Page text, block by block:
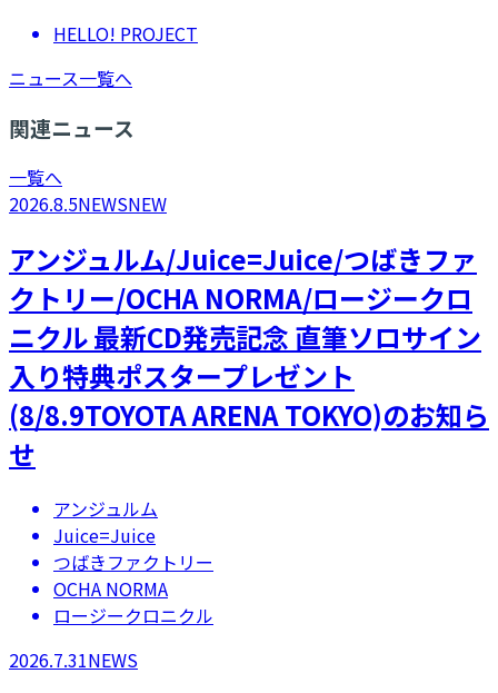
HELLO! PROJECT
ニュース一覧へ
関連ニュース
一覧へ
2026.8.5NEWSNEW
アンジュルム/Juice=Juice/つばきファ
クトリー/OCHA NORMA/ロージークロ
ニクル 最新CD発売記念 直筆ソロサイン
入り特典ポスタープレゼント
(8/8.9TOYOTA ARENA TOKYO)のお知ら
せ
アンジュルム
Juice=Juice
つばきファクトリー
OCHA NORMA
ロージークロニクル
2026.7.31NEWS